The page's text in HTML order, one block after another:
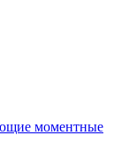
моментные